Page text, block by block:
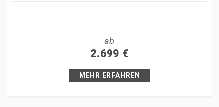
ab
2.699 €
MEHR ERFAHREN